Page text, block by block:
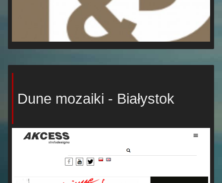
Dune mozaiki - Białystok